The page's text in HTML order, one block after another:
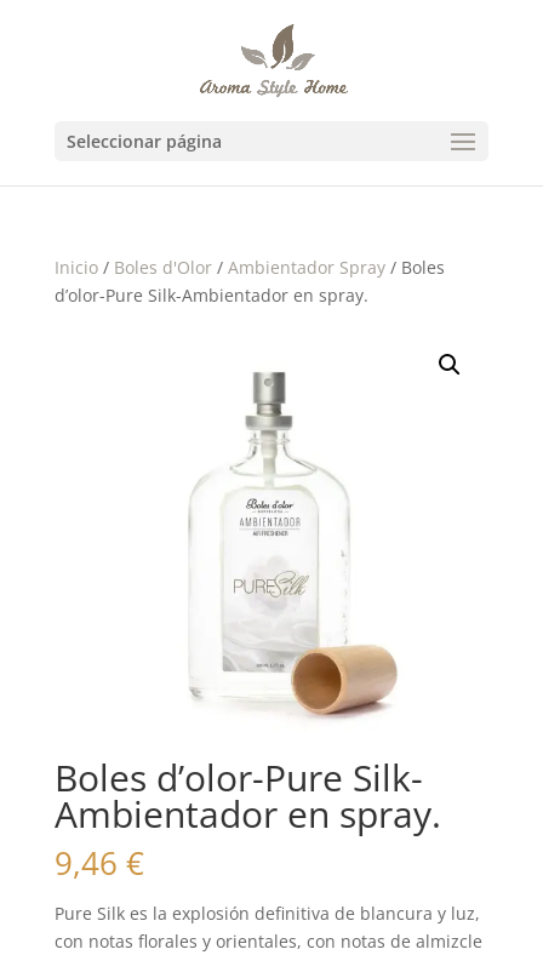
Seleccionar página
Inicio/ Boles d'Olor/ Ambientador Spray/ Boles
d’olor-Pure Silk-Ambientador en spray.
Boles d’olor-Pure Silk-
Ambientador en spray.
9,46 €
Pure Silk es la explosión definitiva de blancura y luz,
con notas florales y orientales, con notas de almizcle